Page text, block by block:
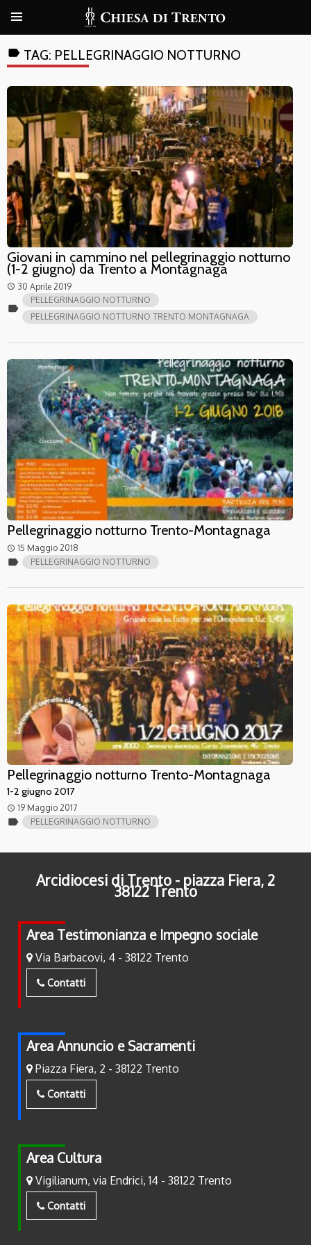
label TAG: PELLEGRINAGGIO NOTTURNO
Giovani in cammino nel pellegrinaggio notturno
(1-2 giugno) da Trento a Montagnaga
access_time 30 Aprile 2019
label
PELLEGRINAGGIO NOTTURNO
PELLEGRINAGGIO NOTTURNO TRENTO MONTAGNAGA
Pellegrinaggio notturno Trento-Montagnaga
access_time 15 Maggio 2018
label PELLEGRINAGGIO NOTTURNO
Pellegrinaggio notturno Trento-Montagnaga
1-2 giugno 2017
access_time 19 Maggio 2017
label PELLEGRINAGGIO NOTTURNO
Arcidiocesi di Trento - piazza Fiera, 2
38122 Trento
Area Testimonianza e Impegno sociale
Via Barbacovi, 4 - 38122 Trento
Contatti
Area Annuncio e Sacramenti
Piazza Fiera, 2 - 38122 Trento
Contatti
Area Cultura
Vigilianum, via Endrici, 14 - 38122 Trento
Contatti